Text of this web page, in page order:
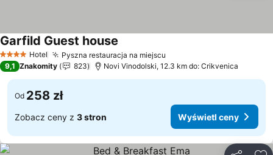
4 KategoriaHotel Pyszna restauracja na miejscu
Garfild Guest house
9,1 Znakomity 823 Novi Vinodolski, 12.3 km do: Crikvenica
Od 258 zł
Zobacz ceny z 3 stron Wyświetl ceny